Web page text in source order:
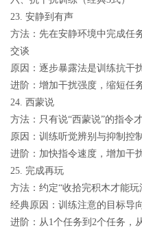
23. 安静到有声
方法：先在安静环境中完成任
交谈
原因：逐步暴露法是训练抗干
进阶：增加干扰强度，缩短任
24. 西蒙说
方法：只有说“西蒙说”的指令
原因：训练听觉辨别与抑制控
进阶：加快指令速度，增加干
25. 完成再玩
方法：约定“收拾完积木才能
经典原因：训练注意的目标导
进阶：从1个任务到2个任务，